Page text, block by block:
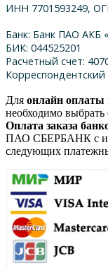
ИНН 7701593249,
Банк: Банк ПАО АКБ
БИК: 044525201
Расчетный счет:
Корреспондентский
Для онлайн оплаты
необходимо
Оплата заказа
ПАО СБЕРБАНК с
следующих